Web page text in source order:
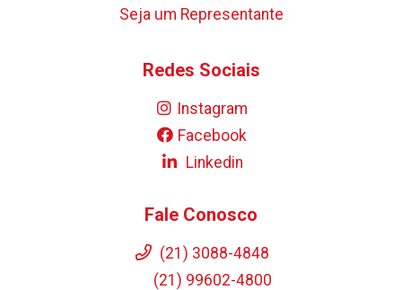
Seja um Representante
Redes Sociais
Instagram
Facebook
Linkedin
Fale Conosco
(21) 3088-4848
(21) 99602-4800